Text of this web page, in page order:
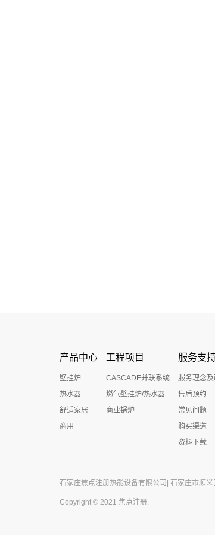
产品中心
壁挂炉
热水器
舒适家居
商用
工程项目
CASCADE并联系统
燃气壁挂炉/热水器
商业锅炉
服务支
服务理念
售后预约
常见问题
购买渠道
资料下载
石家庄焦点注册热能设备有限公司| 石家庄市顺
Copyright © 2021 焦点注册.